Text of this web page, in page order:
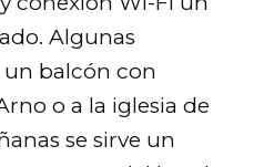
Algunas
balcón con
o a la iglesia de
se sirve un